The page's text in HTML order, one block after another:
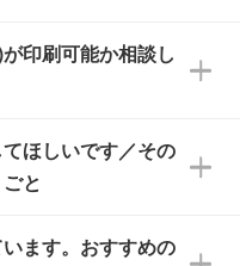
料でデザインデー
ロードしてご入稿
フがデータに不備
確認してから印
ださい。
トのご用意があり
法・テンプレー
形式ですが、
ご利用いただけ
印刷可能か相談し
かどうか、担当ス
。
タッフ宛にメール
ほしいです／その
と
、担当スタッフが
ます。おすすめの